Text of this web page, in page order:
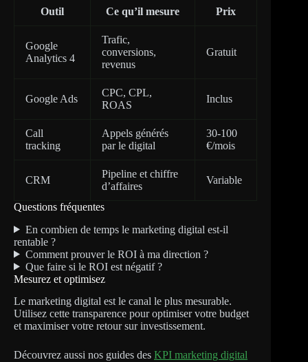
Outil Ce qu’il mesure Prix
Google
Analytics 4
Trafic,
conversions,
revenus
Gratuit
Google Ads
CPC, CPL,
ROAS
Inclus
Call
tracking
Appels générés
par le digital
30-100
€/mois
CRM
Pipeline et chiffre
d’affaires
Variable
Questions fréquentes
En combien de temps le marketing digital est-il
rentable ?
Comment prouver le ROI à ma direction ?
Que faire si le ROI est négatif ?
Mesurez et optimisez
Le marketing digital est le canal le plus mesurable.
Utilisez cette transparence pour optimiser votre budget
et maximiser votre retour sur investissement.
Découvrez aussi nos guides des KPI marketing digital